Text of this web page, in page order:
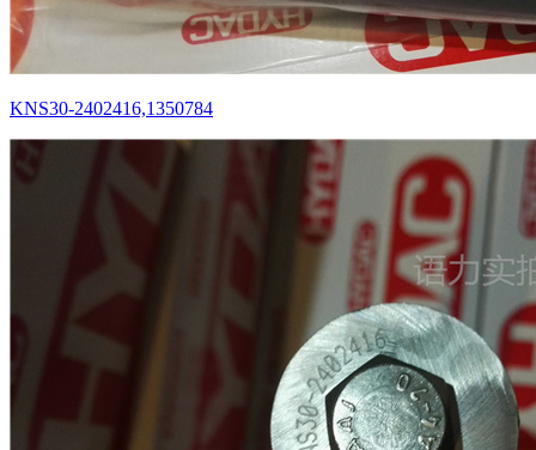
KNS30-2402416,1350784